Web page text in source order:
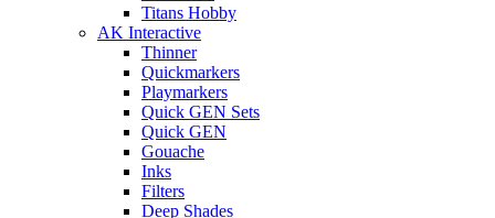
Titans Hobby
AK Interactive
Thinner
Quickmarkers
Playmarkers
Quick GEN Sets
Quick GEN
Gouache
Inks
Filters
Deep Shades